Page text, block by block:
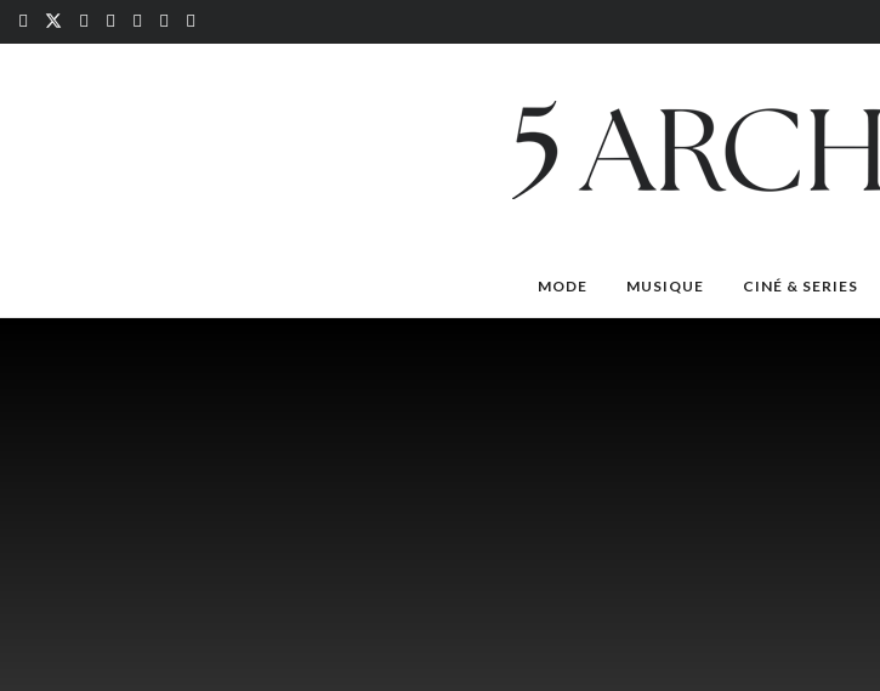
MODE MUSIQUE CINÉ & SERIES